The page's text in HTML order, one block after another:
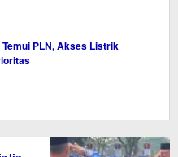
PLN, Akses Listrik